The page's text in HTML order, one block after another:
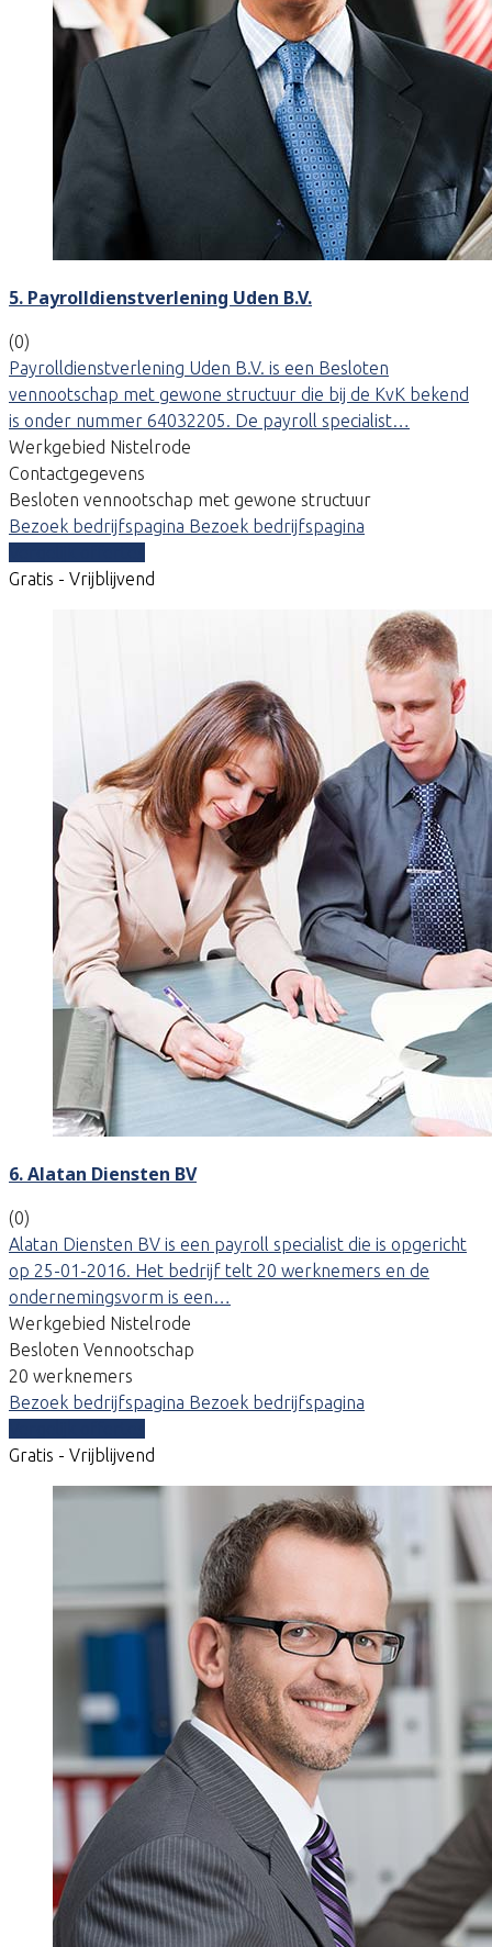
5. Payrolldienstverlening Uden B.V.
(0)
Payrolldienstverlening Uden B.V. is een Besloten
vennootschap met gewone structuur die bij de KvK bekend
is onder nummer 64032205. De payroll specialist…
Werkgebied Nistelrode
Contactgegevens
Besloten vennootschap met gewone structuur
Bezoek bedrijfspagina Bezoek bedrijfspagina
Gratis - Vrijblijvend
6. Alatan Diensten BV
(0)
Alatan Diensten BV is een payroll specialist die is opgericht
op 25-01-2016. Het bedrijf telt 20 werknemers en de
ondernemingsvorm is een…
Werkgebied Nistelrode
Besloten Vennootschap
20 werknemers
Bezoek bedrijfspagina Bezoek bedrijfspagina
Gratis - Vrijblijvend